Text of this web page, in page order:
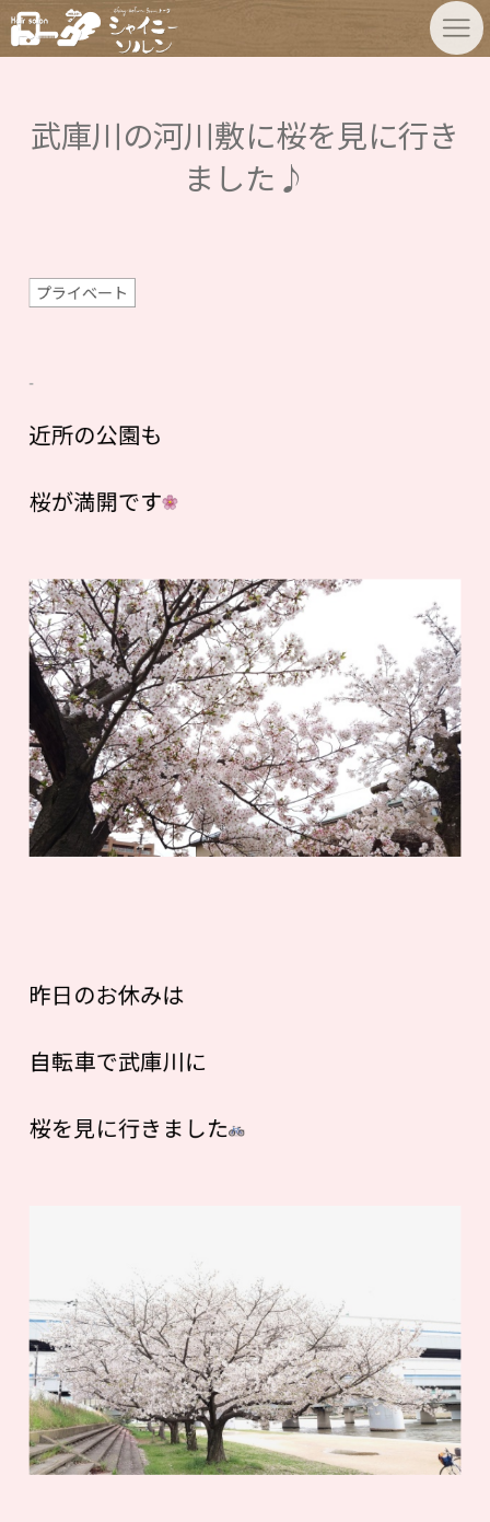
武庫川の河川敷に桜を見に行き
ました♪
プライベート
近所の公園も
桜が満開です
昨日のお休みは
自転車で武庫川に
桜を見に行きました